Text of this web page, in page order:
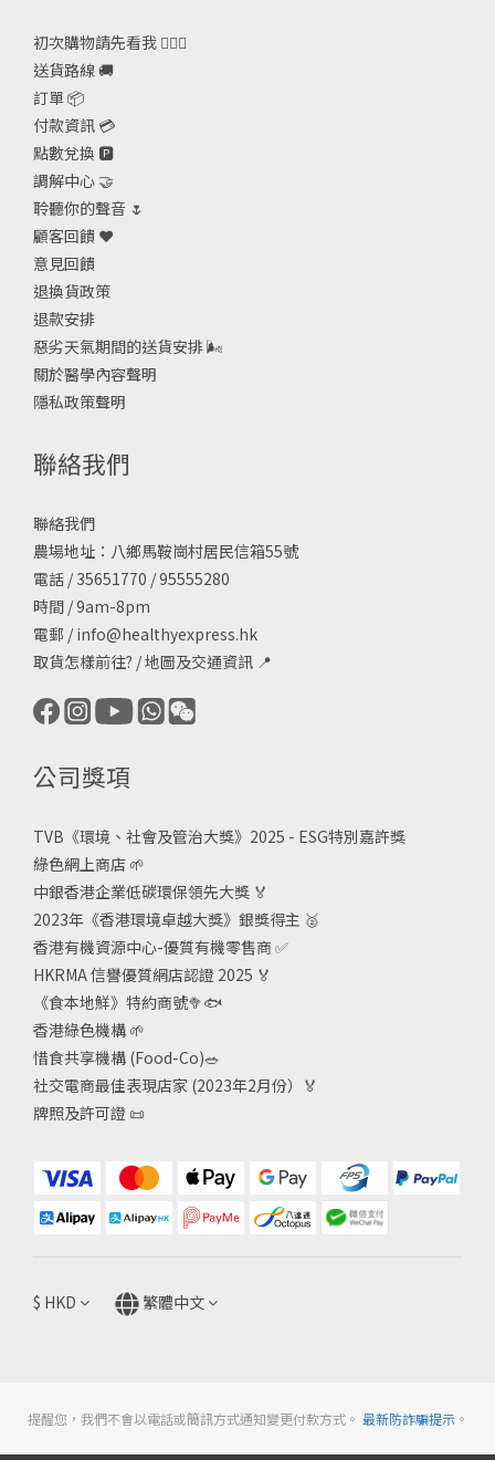
初次購物請先看我 🙋🏻‍♀️
送貨路線 🚚
訂單 📦
付款資訊 💳
點數兌換 🅿️
調解中心 🤝
聆聽你的聲音 🌷
顧客回饋 ❤️
意見回饋
退換貨政策
退款安排
惡劣天氣期間的送貨安排🌬
關於醫學內容聲明
隱私政策聲明
聯絡我們
聯絡我們
農場地址：八鄉馬鞍崗村居民信箱55號
電話 / 35651770 / 95555280
時間 / 9am-8pm
電郵 / info@healthyexpress.hk
取貨怎樣前往? /地圖及交通資訊 📍
公司獎項
TVB《環境、社會及管治大獎》2025 - ESG特別嘉許獎
綠色網上商店 🌱
中銀香港企業低碳環保領先大獎 🏅
2023年《香港環境卓越大獎》銀獎得主 🥈
香港有機資源中心-優質有機零售商✅
HKRMA 信譽優質網店認證 2025 🏅
《食本地鮮》特約商號🥦🐟
香港綠色機構 🌱
惜食共享機構 (Food-Co)🥗
社交電商最佳表現店家 (2023年2月份）🏅
牌照及許可證 📜
$ HKD 繁體中文
提醒您，我們不會以電話或簡訊方式通知變更付款方式。 最新防詐騙提示。